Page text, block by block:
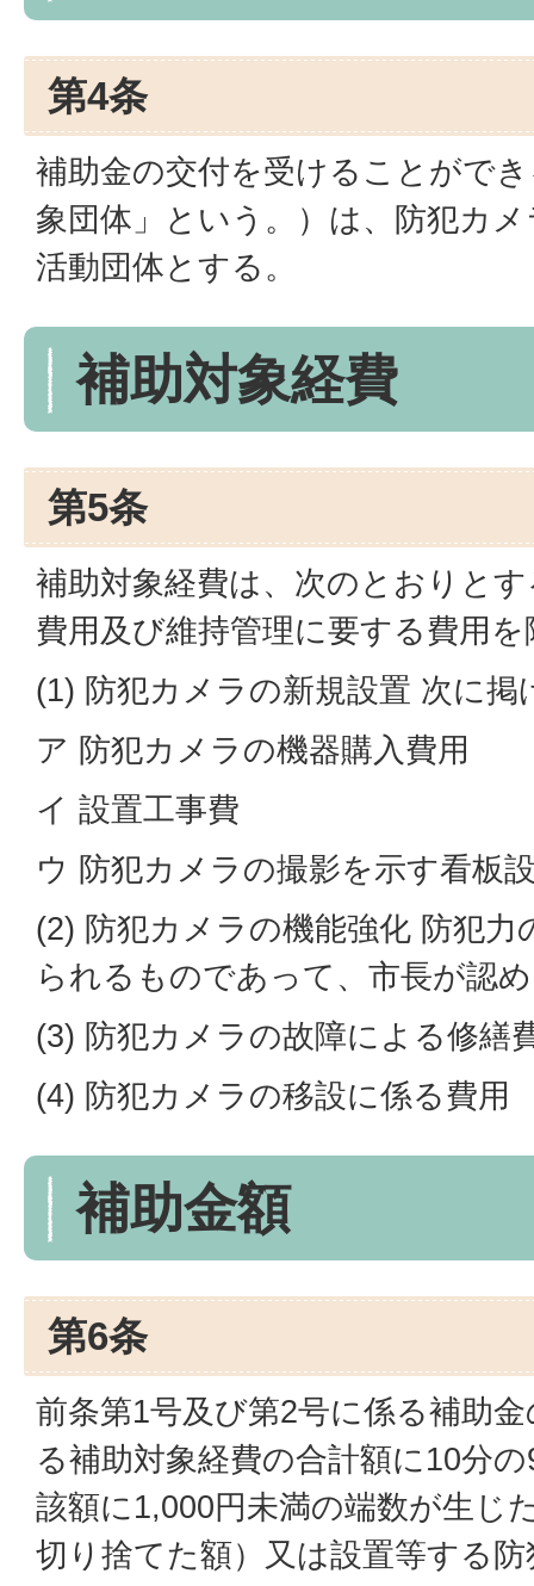
第4条
補助金の交付を受けることがで
象団体」という。）は、防犯カ
活動団体とする。
補助対象経費
第5条
補助対象経費は、次のとおりと
費用及び維持管理に要する費用を
(1) 防犯カメラの新規設置 次に掲
ア 防犯カメラの機器購入費用
イ 設置工事費
ウ 防犯カメラの撮影を示す看板
(2) 防犯カメラの機能強化 防犯
られるものであって、市長が認
(3) 防犯カメラの故障による修繕
(4) 防犯カメラの移設に係る費用
補助金額
第6条
前条第1号及び第2号に係る補助
る補助対象経費の合計額に10分
該額に1,000円未満の端数が生じ
切り捨てた額）又は設置等する